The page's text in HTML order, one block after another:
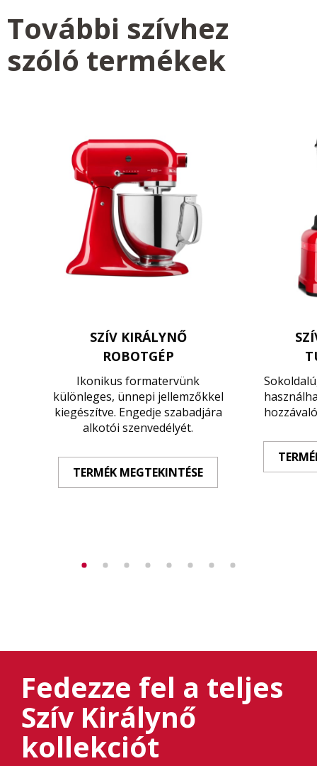
További szívhez
szóló termékek
SZÍV KIRÁLYNŐ
ROBOTGÉP
Ikonikus formatervünk
különleges, ünnepi jellemzőkkel
kiegészítve. Engedje szabadjára
alkotói szenvedélyét.
TERMÉK MEGTEKINTÉSE
Fedezze fel a teljes
Szív Királynő
kollekciót